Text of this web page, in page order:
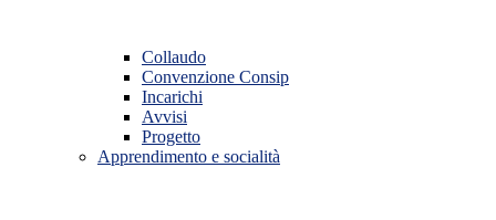
Collaudo
Convenzione Consip
Incarichi
Avvisi
Progetto
Apprendimento e socialità